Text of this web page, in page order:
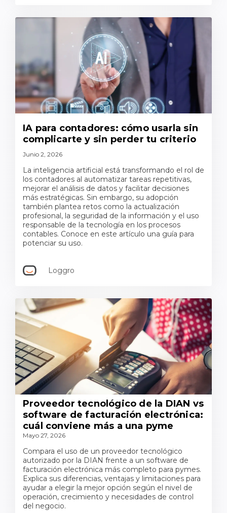
IA para contadores: cómo usarla sin
complicarte y sin perder tu criterio
Junio 2, 2026
La inteligencia artificial está transformando el rol de
los contadores al automatizar tareas repetitivas,
mejorar el análisis de datos y facilitar decisiones
más estratégicas. Sin embargo, su adopción
también plantea retos como la actualización
profesional, la seguridad de la información y el uso
responsable de la tecnología en los procesos
contables. Conoce en este artículo una guía para
potenciar su uso.
Loggro
Proveedor tecnológico de la DIAN vs
software de facturación electrónica:
cuál conviene más a una pyme
Mayo 27, 2026
Compara el uso de un proveedor tecnológico
autorizado por la DIAN frente a un software de
facturación electrónica más completo para pymes.
Explica sus diferencias, ventajas y limitaciones para
ayudar a elegir la mejor opción según el nivel de
operación, crecimiento y necesidades de control
del negocio.